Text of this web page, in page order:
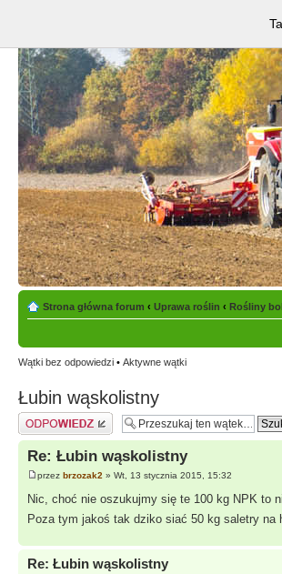
Strona główna forum ‹ Uprawa roślin ‹ Rośliny
Wątki bez odpowiedzi • Aktywne wątki
Łubin wąskolistny
Odpowiedz
Re: Łubin wąskolistny
przez brzozak2 » Wt, 13 stycznia 2015, 15:32
Nic, choć nie oszukujmy się te 100 kg NPK to
Poza tym jakoś tak dziko siać 50 kg saletry na
Re: Łubin wąskolistny